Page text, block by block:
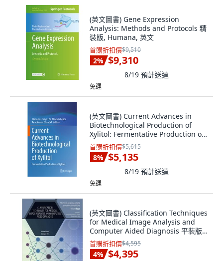
(英文圖書) Gene Expression
Analysis: Methods and Protocols 精
裝版, Humana, 英文
首購折扣價$9,510
2% $9,310
8/19 預計送達
免運
(英文圖書) Current Advances in
Biotechnological Production of
Xylitol: Fermentative Production of
Xylitol 平裝版, Springer, 英文
首購折扣價$5,615
8% $5,135
8/19 預計送達
免運
(英文圖書) Classification Techniques
for Medical Image Analysis and
Computer Aided Diagnosis 平裝版,
Academic Press, 英文
首購折扣價$4,595
4% $4,395